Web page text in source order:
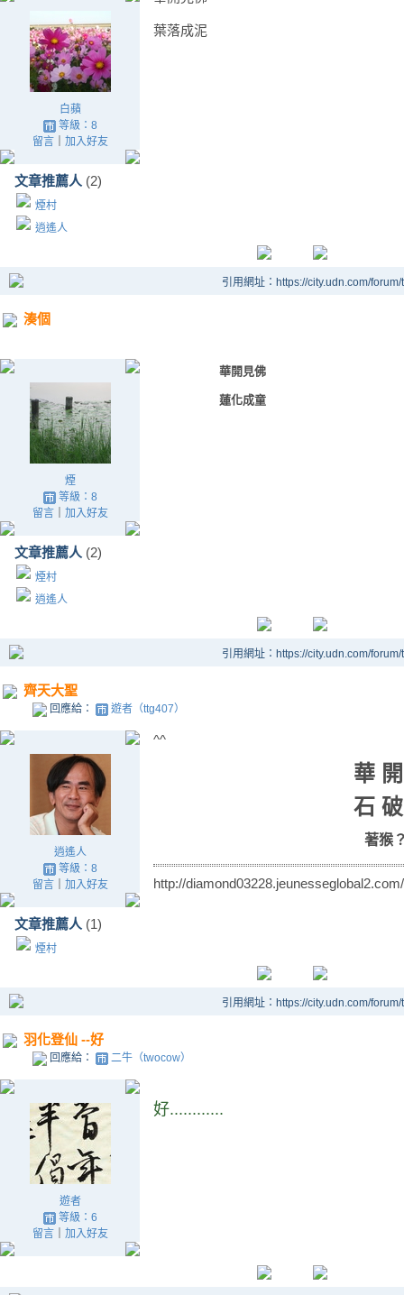
白蘋
等級：8
留言｜ 加入好友
文章推薦人 (2)
煙村
逍遙人
葉落成泥
引用網址：https://city.udn.com/
湊個
煙
等級：8
留言｜ 加入好友
文章推薦人 (2)
煙村
逍遙人
華開見佛
蓮化成童
引用網址：https://city.udn.com/
齊天大聖
回應給： 遊者（ttg407）
逍遙人
等級：8
留言｜ 加入好友
文章推薦人 (1)
煙村
^^
華
石
著猴
http://
引用網址：https://city.udn.com/
羽化登仙 --好
回應給： 二牛（twocow）
遊者
等級：6
留言｜ 加入好友
好............